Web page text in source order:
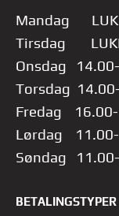
Mandag
Tirsdag
Onsdag
Torsdag
Fredag
Lørdag
Søndag
BETALINGSTYPER